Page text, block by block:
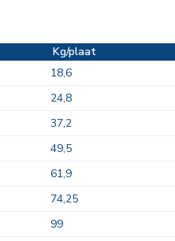
Kg/plaat
18,6
24,8
37,2
49,5
61,9
74,25
99